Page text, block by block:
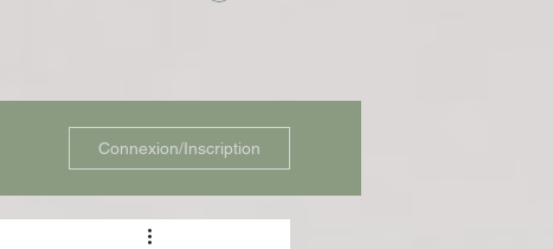
Connexion/Inscription